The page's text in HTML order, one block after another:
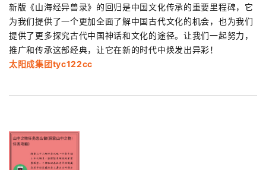
新版《山海经异兽录》的回归是中国文化传承的重要里程碑，它
为我们提供了一个更加全面了解中国古代文化的机会，也为我们
提供了更多探究古代中国神话和文化的途径。让我们一起努力，
推广和传承这部经典，让它在新的时代中焕发出异彩！
太阳成集团tyc122cc